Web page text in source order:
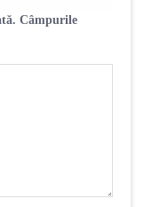
Câmpurile